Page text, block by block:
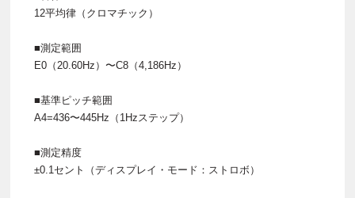
12平均律（クロマチック）
■測定範囲
E0（20.60Hz）〜C8（4,186Hz）
■基準ピッチ範囲
A4=436〜445Hz（1Hzステップ）
■測定精度
±0.1セント（ディスプレイ・モード：ストロボ）